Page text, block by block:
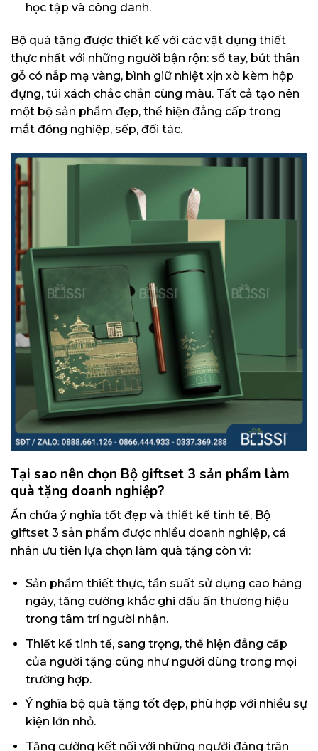
học tập và công danh.
Bộ quà tặng được thiết kế với các vật dụng thiết
thực nhất với những người bận rộn: sổ tay, bút thân
gỗ có nắp mạ vàng, bình giữ nhiệt xịn xò kèm hộp
đựng, túi xách chắc chắn cùng màu. Tất cả tạo nên
một bộ sản phẩm đẹp, thể hiện đẳng cấp trong
mắt đồng nghiệp, sếp, đối tác.
Tại sao nên chọn Bộ giftset 3 sản phẩm làm
quà tặng doanh nghiệp?
Ẩn chứa ý nghĩa tốt đẹp và thiết kế tinh tế, Bộ
giftset 3 sản phẩm được nhiều doanh nghiệp, cá
nhân ưu tiên lựa chọn làm quà tặng còn vì:
Sản phẩm thiết thực, tần suất sử dụng cao hàng
ngày, tăng cường khắc ghi dấu ấn thương hiệu
trong tâm trí người nhận.
Thiết kế tinh tế, sang trọng, thể hiện đẳng cấp
của người tặng cũng như người dùng trong mọi
trường hợp.
Ý nghĩa bộ quà tặng tốt đẹp, phù hợp với nhiều sự
kiện lớn nhỏ.
Tăng cường kết nối với những người đáng trân